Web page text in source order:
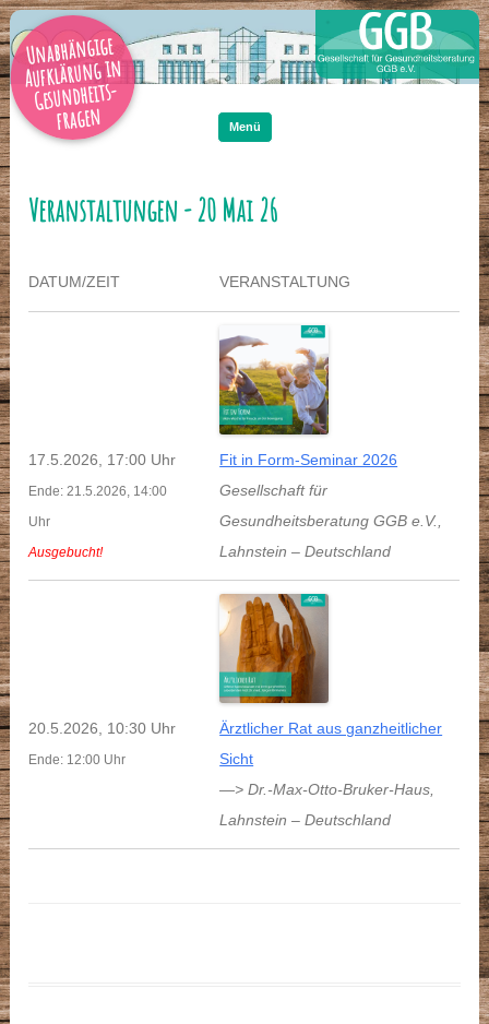
Unabhängige
Aufklärung in
Gesundheits-
fragen Menü
Veranstaltungen - 20 Mai 26
DATUM/ZEIT VERANSTALTUNG
17.5.2026, 17:00 Uhr
Ende: 21.5.2026, 14:00
Uhr
Ausgebucht!
Fit in Form-Seminar 2026
Gesellschaft für
Gesundheitsberatung GGB e.V.,
Lahnstein –Deutschland
20.5.2026, 10:30 Uhr
Ende: 12:00 Uhr
Ärztlicher Rat aus ganzheitlicher
Sicht
—> Dr.-Max-Otto-Bruker-Haus,
Lahnstein –Deutschland